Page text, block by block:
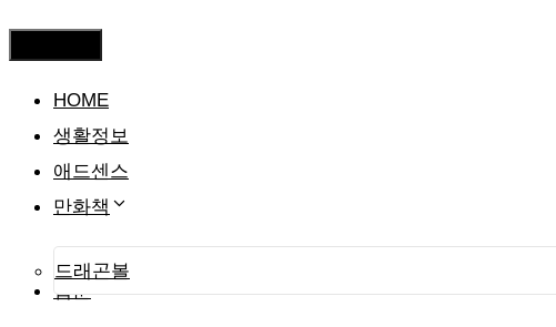
HOME
생활정보
애드센스
만화책
드래곤볼
웹툰